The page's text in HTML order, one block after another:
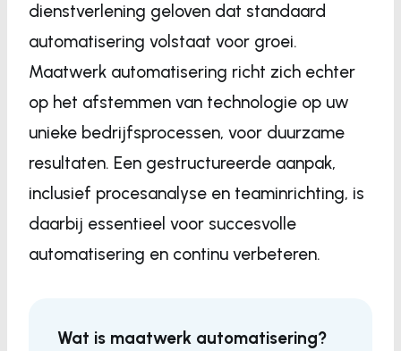
dienstverlening geloven dat standaard
automatisering volstaat voor groei.
Maatwerk automatisering richt zich echter
op het afstemmen van technologie op uw
unieke bedrijfsprocessen, voor duurzame
resultaten. Een gestructureerde aanpak,
inclusief procesanalyse en teaminrichting, is
daarbij essentieel voor succesvolle
automatisering en continu verbeteren.
Wat is maatwerk automatisering?